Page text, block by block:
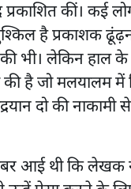
प्रकाशित कीं। कई
है प्रकाशक
भी। लेकिन हाल
है जो मलयालम में
दो की
आई थी कि लेखक ने